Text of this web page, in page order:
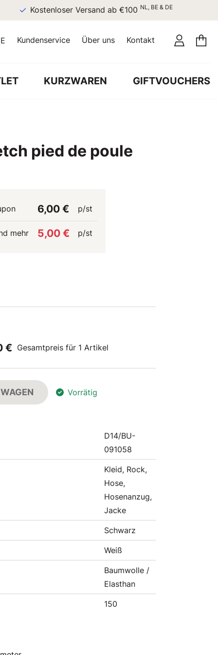
Kostenloser Versand ab €100NL, BE & DE
Kundenservice Über uns Kontakt
KURZWAREN GIFTVOUCHERS
pied de poule
6,00 € p/st
mehr 5,00 € p/st
€ Gesamtpreis für 1 Artikel
Vorrätig
D14/BU-
091058
Kleid, Rock,
Hose,
Hosenanzug,
Jacke
Schwarz
Weiß
Baumwolle /
Elasthan
150